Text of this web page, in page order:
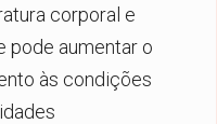
corporal e
pode aumentar o
às condições